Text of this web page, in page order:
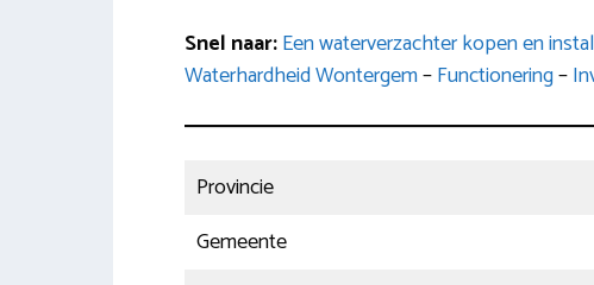
Snel naar:Een waterverzachter kopen en
Waterhardheid Wontergem–Functionering–
Provincie
Gemeente